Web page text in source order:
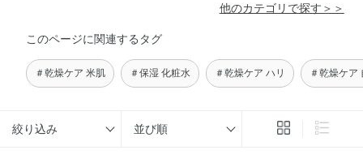
開
る
他のカテゴリで探す＞＞
このページに関連するタグ
＃乾燥ケア 米肌 ＃保湿 化粧水 ＃乾燥ケア ハリ ＃乾燥ケア
絞り込み 並び順